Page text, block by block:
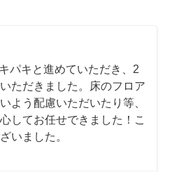
パキと進めていただき、2
ただきました。床のフロア
よう配慮いただいたり等、
してお任せできました！こ
いました。